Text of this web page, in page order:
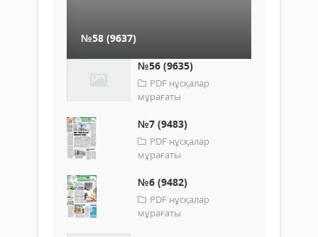
№58 (9637)
№56 (9635)
PDF нұсқалар
мұрағаты
№7 (9483)
PDF нұсқалар
мұрағаты
№6 (9482)
PDF нұсқалар
мұрағаты